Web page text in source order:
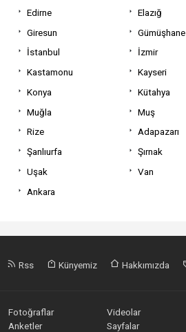
Edirne Elazığ
Giresun Gümüşhane
İstanbul İzmir
Kastamonu Kayseri
Konya Kütahya
Muğla Muş
Rize Adapazarı
Şanlıurfa Şırnak
Uşak Van
Ankara
Rss Künyemiz Hakkımızda
Fotoğraflar Videolar
Anketler
Sayfalar